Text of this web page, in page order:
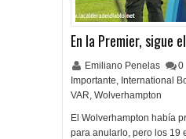
En la Premier, sigue
Emiliano Penelas 0
Importante, International
VAR, Wolverhampton
El Wolverhampton había
para anularlo, pero los 19